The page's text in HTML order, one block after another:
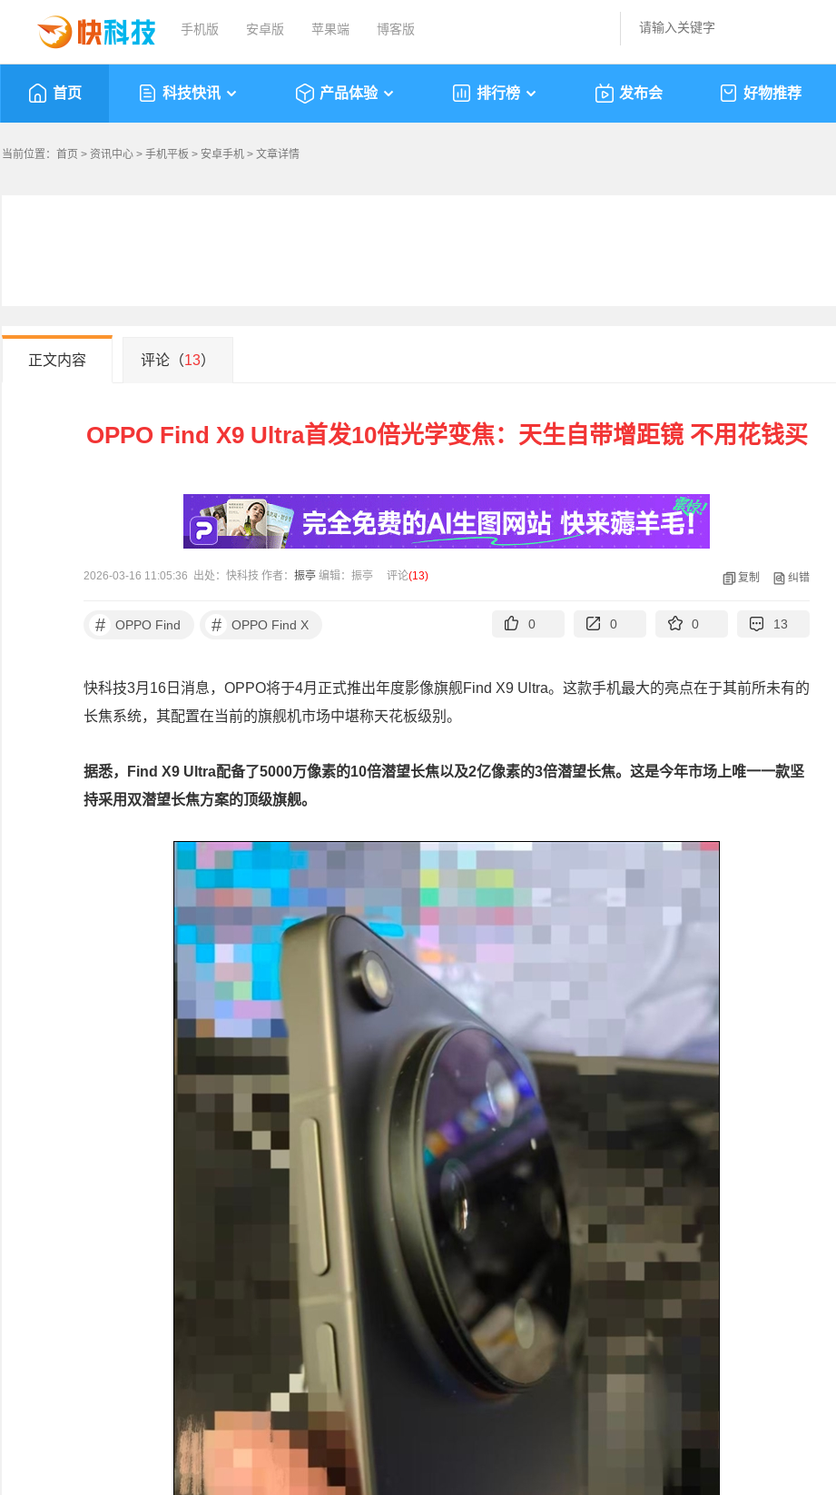
手机版 安卓版 苹果端 博客版
首页 科技快讯 产品体验 排行榜 发布会 好物推荐
当前位置： 首页 > 资讯中心 > 手机平板 > 安卓手机 > 文章详情
正文内容 评论（13）
OPPO Find X9 Ultra首发10倍光学变焦：天生自带增距镜 不用花钱买
2026-03-16 11:05:36 出处：快科技 作者： 振亭 编辑：振亭 评论(13) 复制 纠错
# OPPO Find # OPPO Find X 0 0 0 13
快科技3月16日消息，OPPO将于4月正式推出年度影像旗舰Find X9 Ultra。这款手机最大的亮点在于其前所未有的
长焦系统，其配置在当前的旗舰机市场中堪称天花板级别。
据悉，Find X9 Ultra配备了5000万像素的10倍潜望长焦以及2亿像素的3倍潜望长焦。这是今年市场上唯一一款坚
持采用双潜望长焦方案的顶级旗舰。